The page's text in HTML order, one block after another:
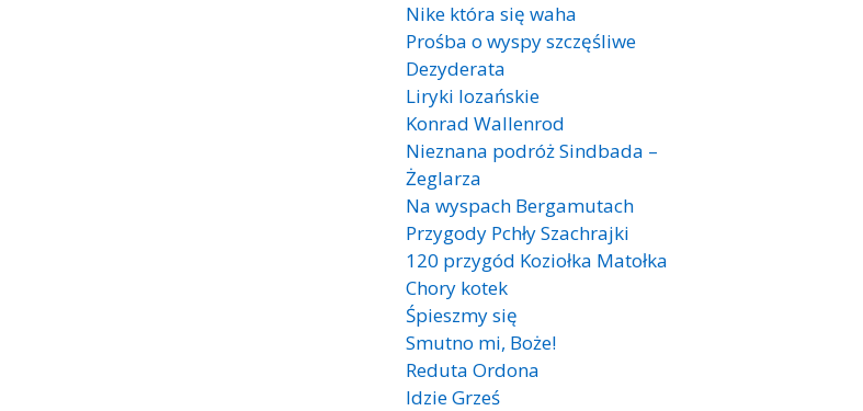
Nike która się waha
Prośba o wyspy szczęśliwe
Dezyderata
Liryki lozańskie
Konrad Wallenrod
Nieznana podróż Sindbada –
Żeglarza
Na wyspach Bergamutach
Przygody Pchły Szachrajki
120 przygód Koziołka Matołka
Chory kotek
Śpieszmy się
Smutno mi, Boże!
Reduta Ordona
Idzie Grześ